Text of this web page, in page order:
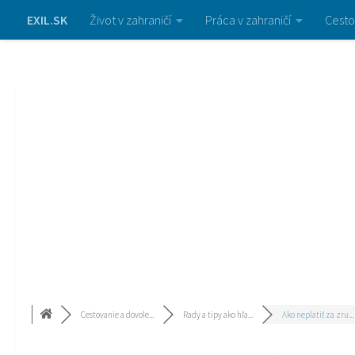
EXIL.SK Život v zahraničí Práca v zahraničí
Cestovanie a dovole... Rady a tipy ako hľa... Ako neplatiť za zru...